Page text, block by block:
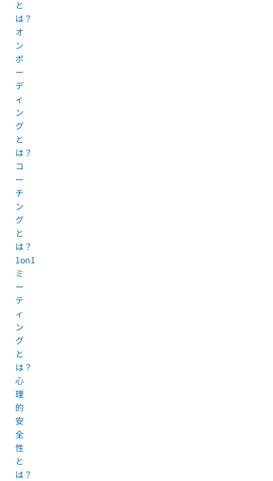
と
は？
オ
ン
ボ
ー
デ
ィ
ン
グ
と
は？
コ
ー
チ
ン
グ
と
は？
1on1
ミ
ー
テ
ィ
ン
グ
と
は？
心
理
的
安
全
性
と
は？